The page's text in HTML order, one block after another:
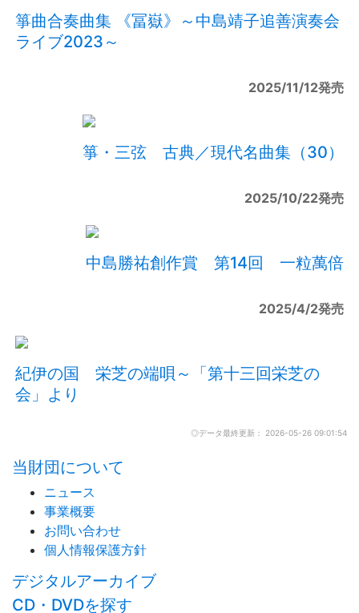
箏曲合奏曲集 《冨嶽》～中島靖子追善演奏会
ライブ2023～
2025/11/12発売
箏・三弦 古典／現代名曲集（30）
2025/10/22発売
中島勝祐創作賞 第14回 一粒萬倍
2025/4/2発売
紀伊の国 栄芝の端唄～「第十三回栄芝の
会」より
◎データ最終更新： 2026-05-26 09:01:54
当財団について
ニュース
事業概要
お問い合わせ
個人情報保護方針
デジタルアーカイブ
CD・DVDを探す